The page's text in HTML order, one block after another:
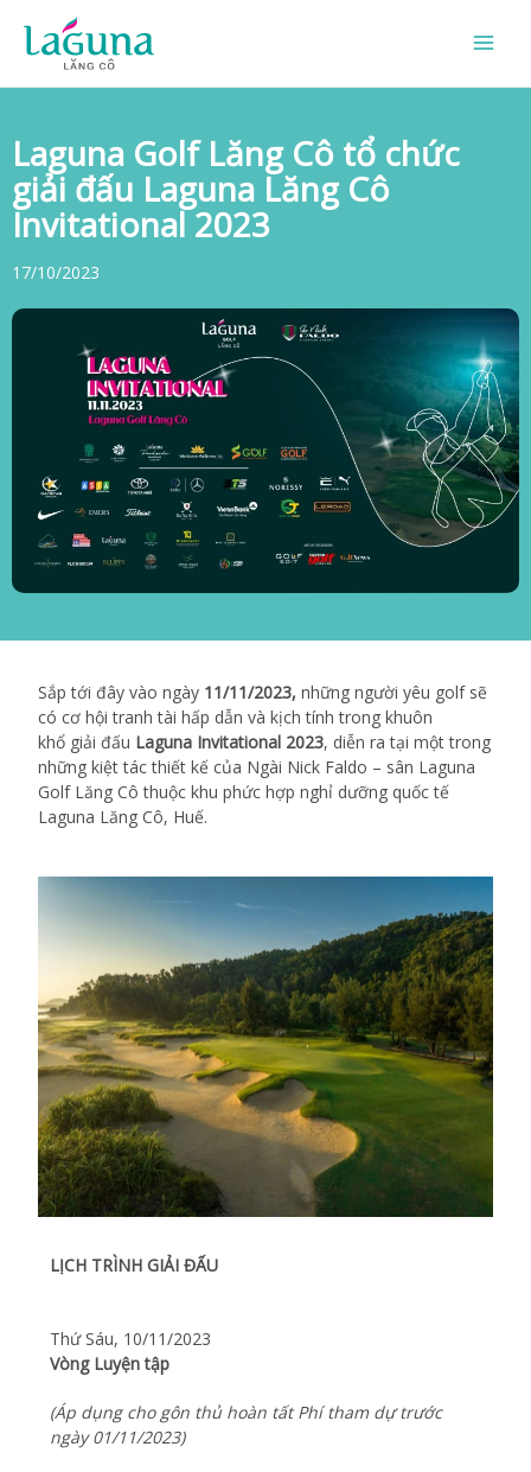
content
Laguna Golf Lăng Cô tổ chức
giải đấu Laguna Lăng Cô
Invitational 2023
17/10/2023
Sắp tới đây vào ngày 11/11/2023,những người yêu golf sẽ
có cơ hội tranh tài hấp dẫn và kịch tính trong khuôn
khổ giải đấu Laguna Invitational 2023, diễn ra tại một trong
những kiệt tác thiết kế của Ngài Nick Faldo – sân Laguna
Golf Lăng Cô thuộc khu phức hợp nghỉ dưỡng quốc tế
Laguna Lăng Cô, Huế.
LỊCH TRÌNH GIẢI ĐẤU
Thứ Sáu, 10/11/2023
Vòng Luyện tập
(Áp dụng cho gôn thủ hoàn tất Phí tham dự trước
ngày 01/11/2023)